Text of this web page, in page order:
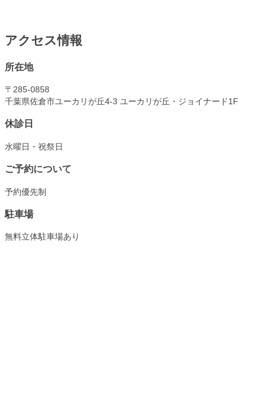
アクセス情報
所在地
〒285-0858
千葉県佐倉市ユーカリが丘4-3 ユーカリが丘・ジョイナード1F
休診日
水曜日・祝祭日
ご予約について
予約優先制
駐車場
無料立体駐車場あり